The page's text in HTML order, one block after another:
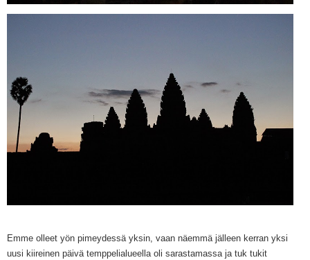
Emme olleet yön pimeydessä yksin, vaan näemmä jälleen kerran yksi
uusi kiireinen päivä temppelialueella oli sarastamassa ja tuk tukit